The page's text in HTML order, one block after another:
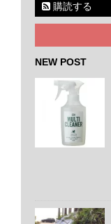
購読する
NEW POST